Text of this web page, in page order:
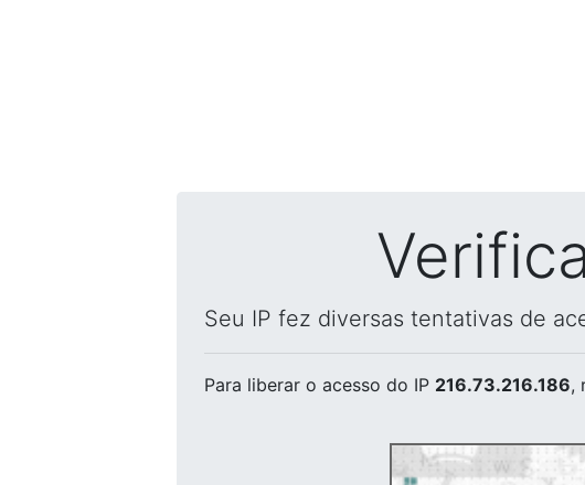
Seu IP fez diversas tentativas de
Para liberar o acesso do IP 216.73.216.186,